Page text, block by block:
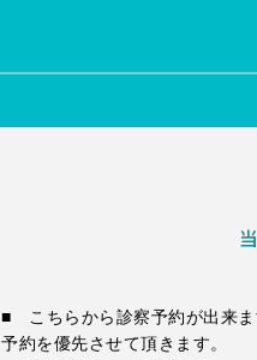
■ こちらから診察予約が出来ま
予約を優先させて頂きます。